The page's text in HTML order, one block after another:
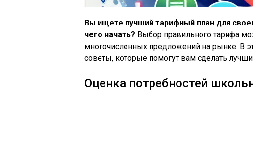
Вы ищете лучший тарифный план для
чего начать? Выбор правильного тарифа
многочисленных предложений на рынке. В
советы, которые помогут вам сделать
Оценка потребностей